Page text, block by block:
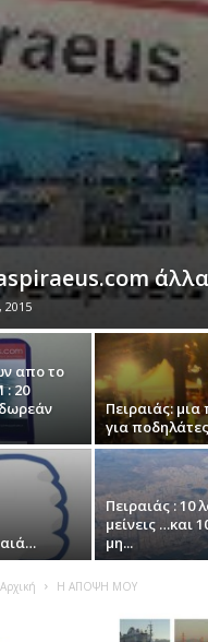
2015
απο τo
: 20
Πειραιάς:
για ποδηλάτες
Πειραιάς : 10
μείνεις …και
μη...
Αρχική Η ΑΠΟΨΗ ΜΟΥ